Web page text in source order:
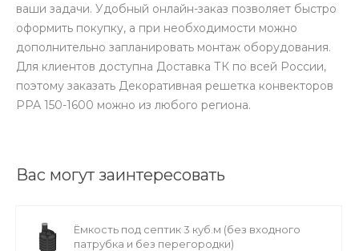
ваши задачи. Удобный онлайн-заказ позволяет быстро
оформить покупку, а при необходимости можно
дополнительно запланировать монтаж оборудования.
Для клиентов доступна Доставка ТК по всей России,
поэтому заказать Декоративная решетка конвекторов
РРА 150-1600 можно из любого региона.
Вас могут заинтересовать
Ёмкость под септик 3 куб.м (без входного
патрубка и без перегородки)